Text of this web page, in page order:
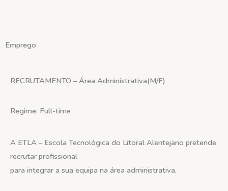
Emprego
RECRUTAMENTO – Área Administrativa(M/F)
Regime: Full-time
A ETLA – Escola Tecnológica do Litoral Alentejano pretende
recrutar profissional
para integrar a sua equipa na área administrativa.